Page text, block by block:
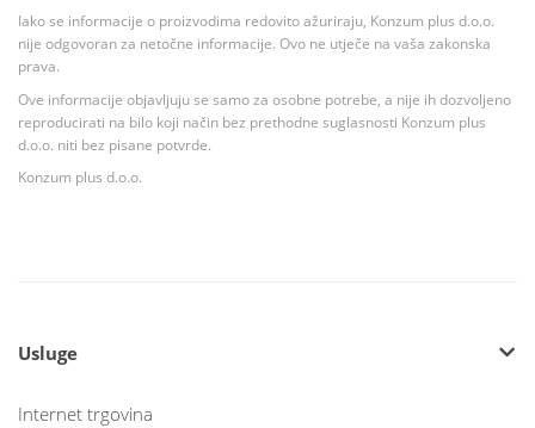
Iako se informacije o proizvodima redovito ažuriraju, Konzum plus d.o.o.
nije odgovoran za netočne informacije. Ovo ne utječe na vaša zakonska
prava.
Ove informacije objavljuju se samo za osobne potrebe, a nije ih dozvoljeno
reproducirati na bilo koji način bez prethodne suglasnosti Konzum plus
d.o.o. niti bez pisane potvrde.
Konzum plus d.o.o.
Usluge
Internet trgovina